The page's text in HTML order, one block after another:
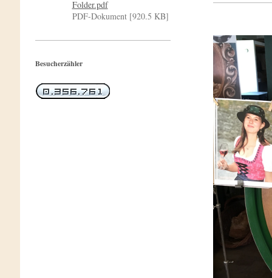
Folder.pdf
PDF-Dokument [920.5 KB]
Besucherzähler